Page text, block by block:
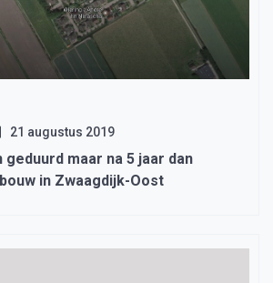
21 augustus 2019
maar na 5 jaar dan
in Zwaagdijk-Oost